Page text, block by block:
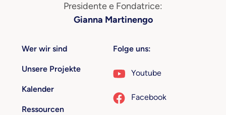
Presidente e Fondatrice:
Gianna Martinengo
Wer wir sind
Unsere Projekte
Kalender
Ressourcen
Folge uns:
Youtube
Facebook